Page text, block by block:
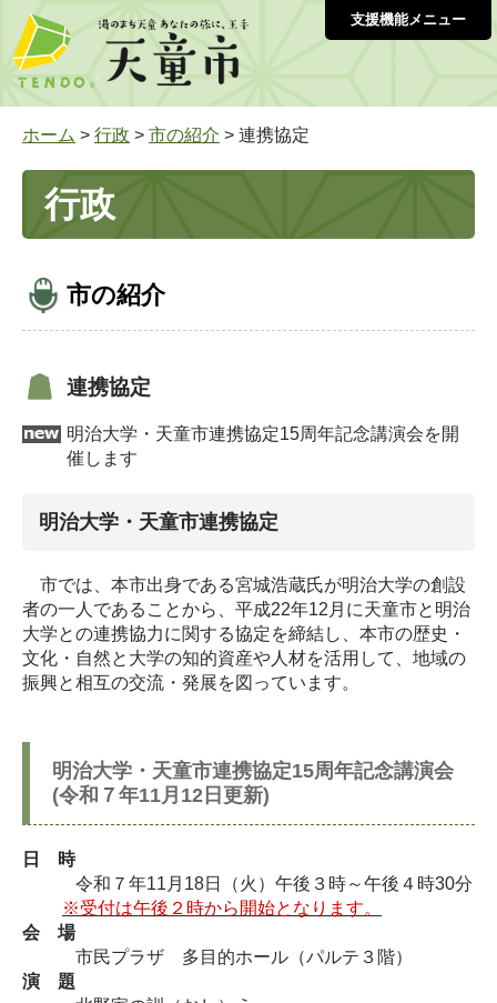
支援機能メニュー
ホーム > 行政 > 市の紹介 > 連携協定
行政
市の紹介
連携協定
明治大学・天童市連携協定15周年記念講演会を開
催します
明治大学・天童市連携協定
市では、本市出身である宮城浩蔵氏が明治大学の創設
者の一人であることから、平成22年12月に天童市と明治
大学との連携協力に関する協定を締結し、本市の歴史・
文化・自然と大学の知的資産や人材を活用して、地域の
振興と相互の交流・発展を図っています。
明治大学・天童市連携協定15周年記念講演会
(令和７年11月12日更新)
日 時
令和７年11月18日（火）午後３時～午後４時30分
※受付は午後２時から開始となります。
会 場
市民プラザ 多目的ホール（パルテ３階）
演 題